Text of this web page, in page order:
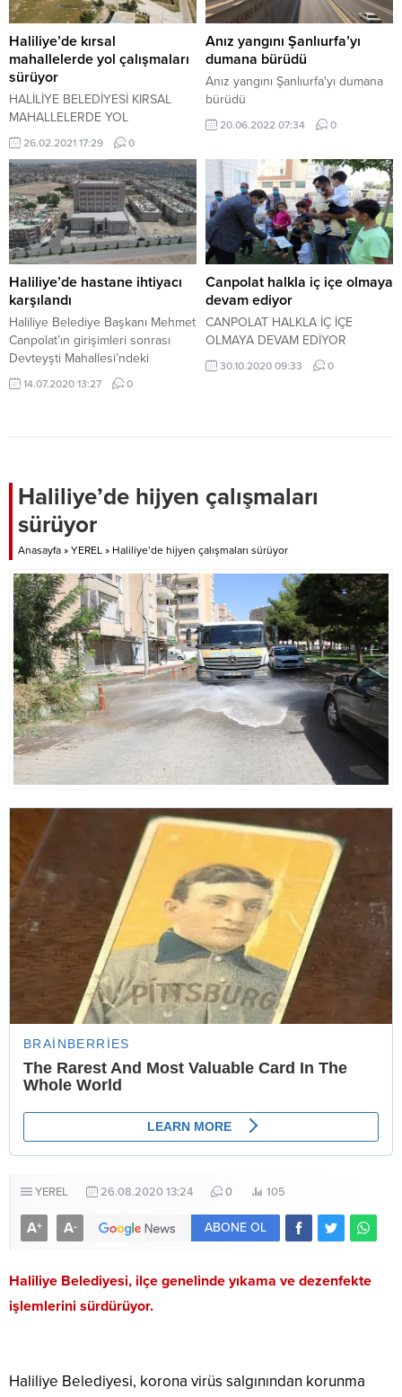
Haliliye’de kırsal
mahallelerde yol çalışmaları
sürüyor
HALİLİYE BELEDİYESİ KIRSAL
MAHALLELERDE YOL
ÇALIŞMALARINI SÜRDÜRÜYOR
26.02.2021 17:29 0
Anız yangını Şanlıurfa’yı
dumana bürüdü
Anız yangını Şanlıurfa'yı dumana
bürüdü
20.06.2022 07:34 0
Haliliye’de hastane ihtiyacı
karşılandı
Haliliye Belediye Başkanı Mehmet
Canpolat’ın girişimleri sonrası
Devteyşti Mahallesi’ndeki
belediyeye ait dev binanın Sağlık
Bakanlığı’na devriyle bölgenin
14.07.2020 13:27 0
Canpolat halkla iç içe olmaya
devam ediyor
CANPOLAT HALKLA İÇ İÇE
OLMAYA DEVAM EDİYOR
30.10.2020 09:33 0
Haliliye’de hijyen çalışmaları
sürüyor
Anasayfa » YEREL » Haliliye’de hijyen çalışmaları sürüyor
YEREL 26.08.2020 13:24 0 105
A+ A- ABONE OL
Haliliye Belediyesi, ilçe genelinde yıkama ve dezenfekte
işlemlerini sürdürüyor.
Haliliye Belediyesi, korona virüs salgınından korunma